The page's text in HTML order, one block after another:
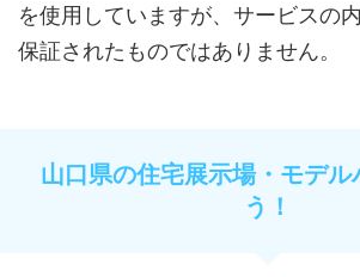
を使用していますが、サービスの
保証されたものではありません。
山口県の住宅展示場・モデル
う！